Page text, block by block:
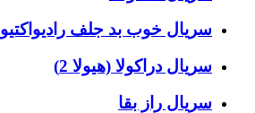
سریال خوب بد جلف رادیواکتیو
سریال دراکولا (هیولا 2)
سریال راز بقا